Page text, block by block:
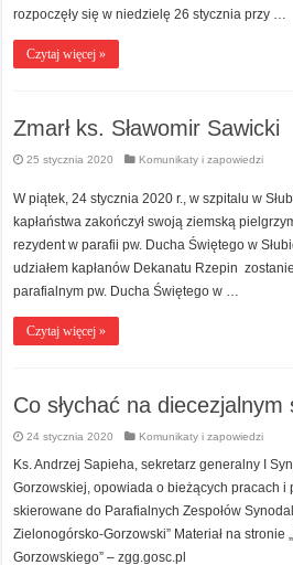
rozpoczęły się w niedzielę 26 stycznia przy …
Czytaj więcej »
Zmarł ks. Sławomir Sawicki
25 stycznia 2020 Komunikaty i zapowiedzi
W piątek, 24 stycznia 2020 r., w szpitalu w
kapłaństwa zakończył swoją ziemską
rezydent w parafii pw. Ducha Świętego w
udziałem kapłanów Dekanatu Rzepin
parafialnym pw. Ducha Świętego w …
Czytaj więcej »
Co słychać na diecezjalnym
24 stycznia 2020 Komunikaty i zapowiedzi
Ks. Andrzej Sapieha, sekretarz generalny I
Gorzowskiej, opowiada o bieżących pracach i
skierowane do Parafialnych Zespołów
Zielonogórsko-Gorzowski” Materiał na stronie
Gorzowskiego” – zgg.gosc.pl